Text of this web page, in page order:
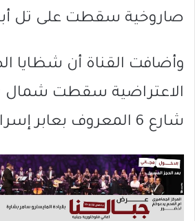
صاروخية سقطت على تل
وأضافت القناة أن شظايا
الاعتراضية سقطت شمال
شارع 6 المعروف بعابر إسرائيل.